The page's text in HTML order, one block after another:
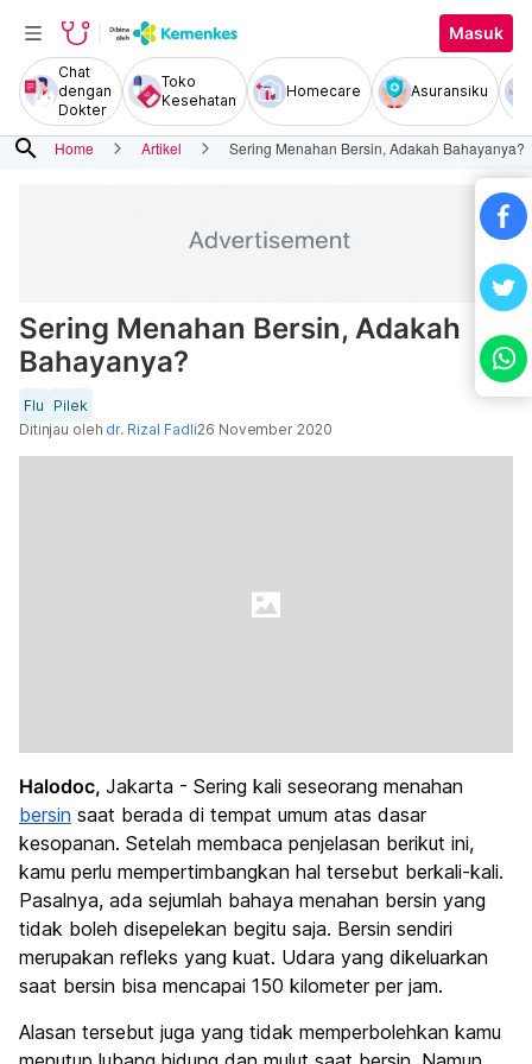
Masuk
Chat
dengan
Dokter
Toko
Kesehatan
Homecare Asuransiku
search Home Artikel Sering Menahan Bersin, Adakah Bahayanya?
Sering Menahan Bersin, Adakah
Bahayanya?
Flu
Pilek
Ditinjau oleh dr. Rizal Fadli26 November 2020
Halodoc, Jakarta - Sering kali seseorang menahan
bersin saat berada di tempat umum atas dasar
kesopanan. Setelah membaca penjelasan berikut ini,
kamu perlu mempertimbangkan hal tersebut berkali-kali.
Pasalnya, ada sejumlah bahaya menahan bersin yang
tidak boleh disepelekan begitu saja. Bersin sendiri
merupakan refleks yang kuat. Udara yang dikeluarkan
saat bersin bisa mencapai 150 kilometer per jam.
Alasan tersebut juga yang tidak memperbolehkan kamu